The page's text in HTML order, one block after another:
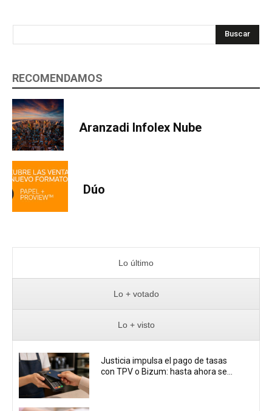
Buscar
RECOMENDAMOS
Aranzadi Infolex Nube
Dúo
Lo último
Lo + votado
Lo + visto
Justicia impulsa el pago de tasas
con TPV o Bizum: hasta ahora se...